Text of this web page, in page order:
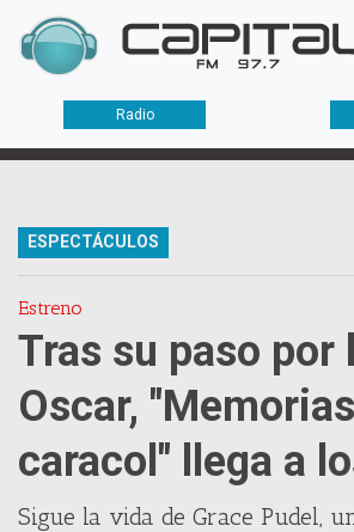
Radio
ESPECTÁCULOS
Estreno
Tras su paso por
Oscar,
caracol" llega a
Sigue la vida de Grace Pudel,